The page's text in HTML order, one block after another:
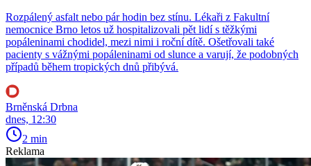
Rozpálený asfalt nebo pár hodin bez stínu. Lékaři z Fakultní
nemocnice Brno letos už hospitalizovali pět lidí s těžkými
popáleninami chodidel, mezi nimi i roční dítě. Ošetřovali také
pacienty s vážnými popáleninami od slunce a varují, že podobných
případů během tropických dnů přibývá.
Brněnská Drbna
dnes, 12:30
2 min
Reklama